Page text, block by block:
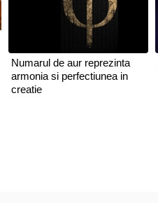
Numarul de aur reprezinta
armonia si perfectiunea in
creatie